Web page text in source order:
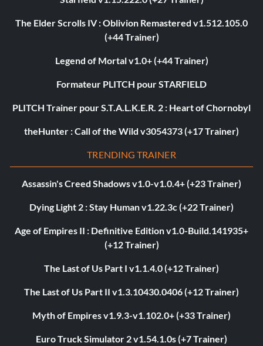
The Elder Scrolls IV : Oblivion Remastered v1.512.105.0
(+44 Trainer)
Legend of Mortal v1.0+ (+44 Trainer)
Formateur PLITCH pour STARFIELD
PLITCH Trainer pour S.T.A.L.K.E.R. 2 : Heart of Chornobyl
theHunter : Call of the Wild v3054373 (+17 Trainer)
TRENDING TRAINER
Assassin's Creed Shadows v1.0-v1.0.4+ (+23 Trainer)
Dying Light 2 : Stay Human v1.22.3c (+22 Trainer)
Age of Empires II : Definitive Edition v1.0-Build.141935+
(+12 Trainer)
The Last of Us Part I v1.1.4.0 (+12 Trainer)
The Last of Us Part II v1.3.10430.0406 (+12 Trainer)
Myth of Empires v1.9.3-v1.102.0+ (+33 Trainer)
Euro Truck Simulator 2 v1.54.1.0s (+7 Trainer)